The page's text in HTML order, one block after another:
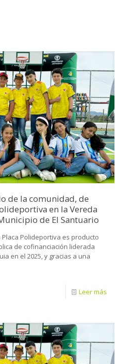
de la comunidad, de
en la Vereda
de El Santuario
Polideportiva es producto
de cofinanciación liderada
en el 2025, y gracias a una
Leer más